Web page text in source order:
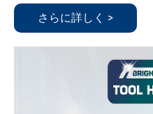
さらに詳しく >